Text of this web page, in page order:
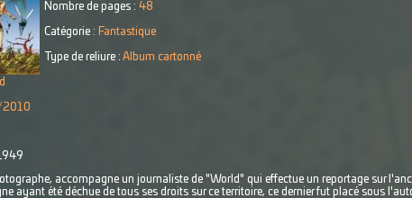
Nombre de pages : 48
Catégorie : Fantastique
Type de reliure : Album cartonné
accompagne un journaliste de "World" qui effectue un reportage sur
ayant été déchue de tous ses droits sur ce territoire, ce dernier fut placé sous